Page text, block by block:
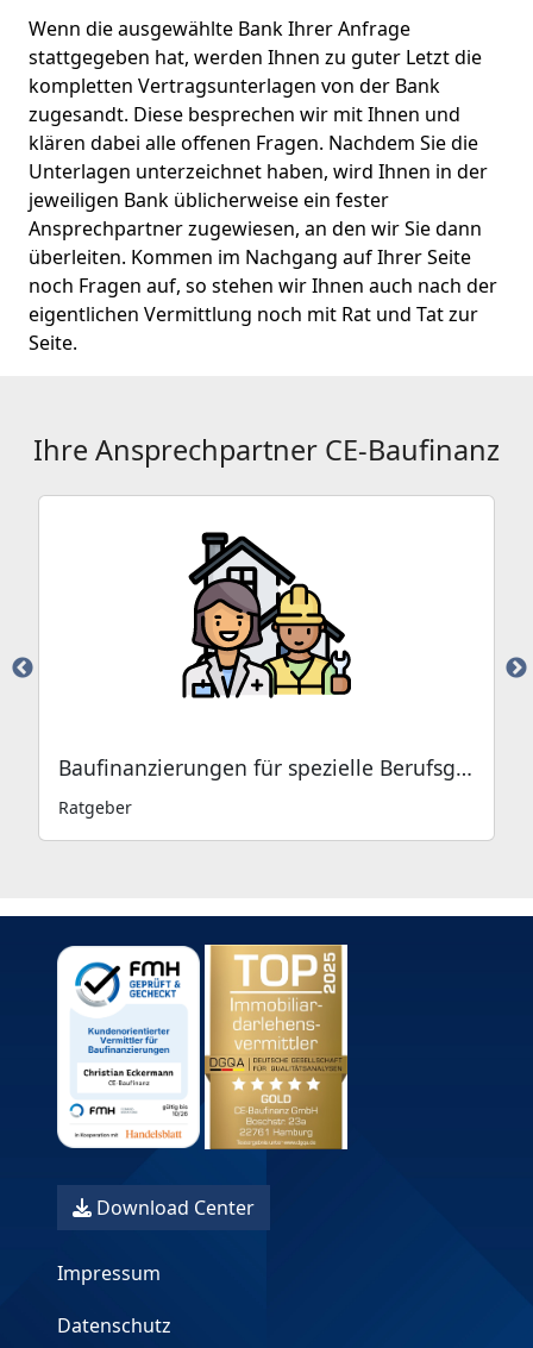
Wenn die ausgewählte Bank Ihrer Anfrage
stattgegeben hat, werden Ihnen zu guter Letzt die
kompletten Vertragsunterlagen von der Bank
zugesandt. Diese besprechen wir mit Ihnen und
klären dabei alle offenen Fragen. Nachdem Sie die
Unterlagen unterzeichnet haben, wird Ihnen in der
jeweiligen Bank üblicherweise ein fester
Ansprechpartner zugewiesen, an den wir Sie dann
überleiten. Kommen im Nachgang auf Ihrer Seite
noch Fragen auf, so stehen wir Ihnen auch nach der
eigentlichen Vermittlung noch mit Rat und Tat zur
Seite.
Ihre Ansprechpartner CE-Baufinanz
Baufinanzierungen für spezielle Berufsgruppen
Ratgeber
Download Center
Impressum
Datenschutz